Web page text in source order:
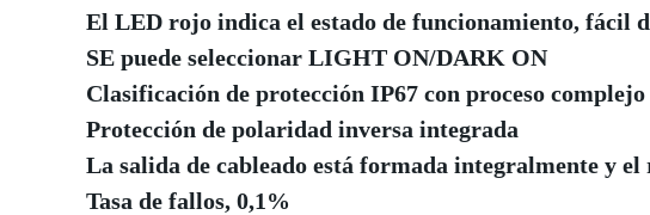
El LED rojo indica el estado de funcionamiento, fácil
SE puede seleccionar LIGHT ON/DARK ON
Clasificación de protección IP67 con proceso complejo
Protección de polaridad inversa integrada
La salida de cableado está formada integralmente y
Tasa de fallos, 0,1%